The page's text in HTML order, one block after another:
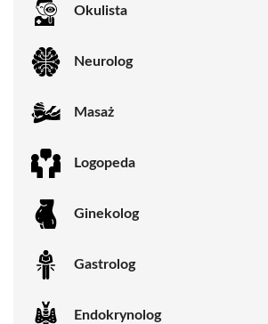
Okulista
Neurolog
Masaż
Logopeda
Ginekolog
Gastrolog
Endokrynolog